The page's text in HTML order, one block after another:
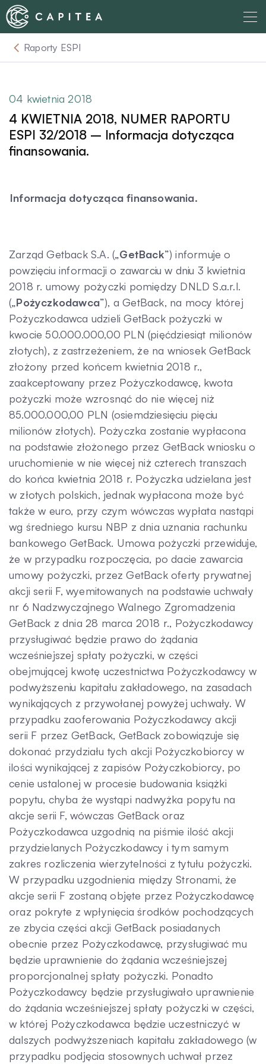
Skip
to
content
O nas
Dla Wierzyciela
Relacje Inwestorskie
Aktualności
Kontakt
Raporty ESPI
04 kwietnia 2018
4 KWIETNIA 2018, NUMER RAPORTU
ESPI 32/2018 – Informacja dotycząca
finansowania.
Informacja dotycząca finansowania.
Zarząd Getback S.A. („GetBack”) informuje o
powzięciu informacji o zawarciu w dniu 3 kwietnia
2018 r. umowy pożyczki pomiędzy DNLD S.a.r.l.
(„Pożyczkodawca”), a GetBack, na mocy której
Pożyczkodawca udzieli GetBack pożyczki w
kwocie 50.000.000,00 PLN (pięćdziesiąt milionów
złotych), z zastrzeżeniem, że na wniosek GetBack
złożony przed końcem kwietnia 2018 r.,
zaakceptowany przez Pożyczkodawcę, kwota
pożyczki może wzrosnąć do nie więcej niż
85.000.000,00 PLN (osiemdziesięciu pięciu
milionów złotych). Pożyczka zostanie wypłacona
na podstawie złożonego przez GetBack wniosku o
uruchomienie w nie więcej niż czterech transzach
do końca kwietnia 2018 r. Pożyczka udzielana jest
w złotych polskich, jednak wypłacona może być
także w euro, przy czym wówczas wypłata nastąpi
wg średniego kursu NBP z dnia uznania rachunku
bankowego GetBack. Umowa pożyczki przewiduje,
że w przypadku rozpoczęcia, po dacie zawarcia
umowy pożyczki, przez GetBack oferty prywatnej
akcji serii F, wyemitowanych na podstawie uchwały
nr 6 Nadzwyczajnego Walnego Zgromadzenia
GetBack z dnia 28 marca 2018 r., Pożyczkodawcy
przysługiwać będzie prawo do żądania
wcześniejszej spłaty pożyczki, w części
obejmującej kwotę uczestnictwa Pożyczkodawcy w
podwyższeniu kapitału zakładowego, na zasadach
wynikających z przywołanej powyżej uchwały. W
przypadku zaoferowania Pożyczkodawcy akcji
serii F przez GetBack, GetBack zobowiązuje się
dokonać przydziału tych akcji Pożyczkobiorcy w
ilości wynikającej z zapisów Pożyczkobiorcy, po
cenie ustalonej w procesie budowania książki
popytu, chyba że wystąpi nadwyżka popytu na
akcje serii F, wówczas GetBack oraz
Pożyczkodawca uzgodnią na piśmie ilość akcji
przydzielanych Pożyczkodawcy i tym samym
zakres rozliczenia wierzytelności z tytułu pożyczki.
W przypadku uzgodnienia między Stronami, że
akcje serii F zostaną objęte przez Pożyczkodawcę
oraz pokryte z wpłynięcia środków pochodzących
ze zbycia części akcji GetBack posiadanych
obecnie przez Pożyczkodawcę, przysługiwać mu
będzie uprawnienie do żądania wcześniejszej
proporcjonalnej spłaty pożyczki. Ponadto
Pożyczkodawcy będzie przysługiwało uprawnienie
do żądania wcześniejszej spłaty pożyczki w części,
w której Pożyczkodawca będzie uczestniczyć w
dalszych podwyższeniach kapitału zakładowego (w
przypadku podjęcia stosownych uchwał przez